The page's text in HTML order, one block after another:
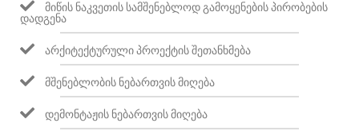
ᲛᲘᲬᲘᲡ ᲜᲐᲙᲕᲔᲗᲘᲡ ᲡᲐᲛᲨᲔᲜᲔᲑᲚᲝᲓ ᲒᲐᲛᲝᲧᲔᲜᲔᲑᲘᲡ ᲞᲘᲠᲝᲑᲔᲑᲘᲡ
ᲓᲐᲓᲒᲔᲜᲐ
ᲐᲠᲥᲘᲢᲔᲥᲢᲣᲠᲣᲚᲘ ᲞᲠᲝᲔᲥᲢᲘᲡ ᲨᲔᲗᲐᲜᲮᲛᲔᲑᲐ
ᲛᲨᲔᲜᲔᲑᲚᲝᲑᲘᲡ ᲜᲔᲑᲐᲠᲗᲕᲘᲡ ᲛᲘᲦᲔᲑᲐ
ᲓᲔᲛᲝᲜᲢᲐᲟᲘᲡ ᲜᲔᲑᲐᲠᲗᲕᲘᲡ ᲛᲘᲦᲔᲑᲐ